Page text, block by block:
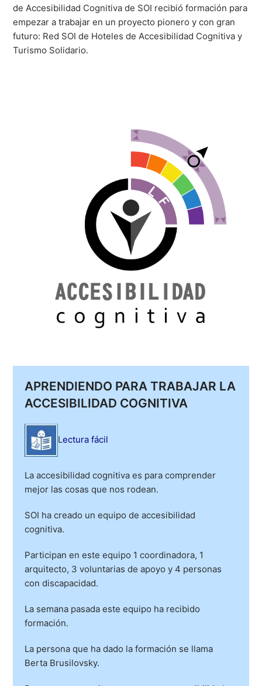
de Accesibilidad Cognitiva de SOI recibió formación para
empezar a trabajar en un proyecto pionero y con gran
futuro: Red SOI de Hoteles de Accesibilidad Cognitiva y
Turismo Solidario.
APRENDIENDO PARA TRABAJAR LA
ACCESIBILIDAD COGNITIVA
Lectura fácil
La accesibilidad cognitiva es para comprender
mejor las cosas que nos rodean.
SOI ha creado un equipo de accesibilidad
cognitiva.
Participan en este equipo 1 coordinadora, 1
arquitecto, 3 voluntarias de apoyo y 4 personas
con discapacidad.
La semana pasada este equipo ha recibido
formación.
La persona que ha dado la formación se llama
Berta Brusilovsky.